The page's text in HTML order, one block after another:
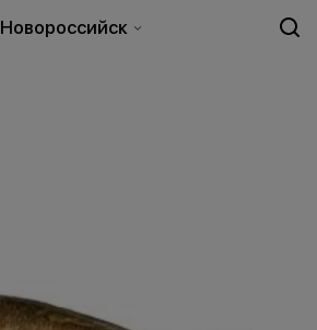
Новороссийск